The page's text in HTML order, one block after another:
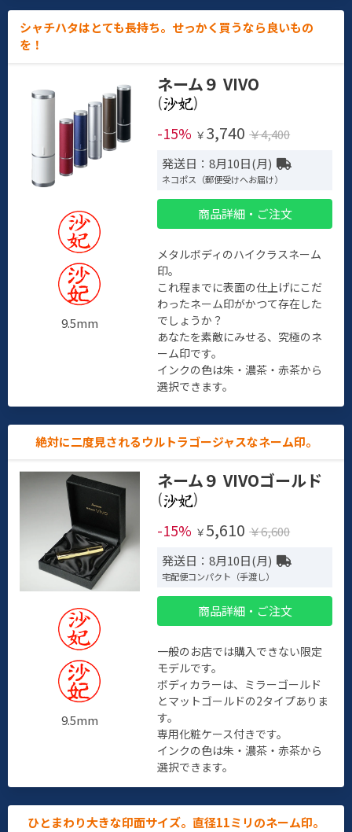
シャチハタはとても長持ち。せっかく買うなら良いもの
を！
9.5mm
ネーム９ VIVO
(
)
-15% ￥ 3,740 ￥4,400
発送日：8月10日(月)
ネコポス（郵便受けへお届け）
商品詳細・ご注文
メタルボディのハイクラスネーム
印。
これ程までに表面の仕上げにこだ
わったネーム印がかつて存在した
でしょうか？
あなたを素敵にみせる、究極のネ
ーム印です。
インクの色は朱・濃茶・赤茶から
選択できます。
絶対に二度見されるウルトラゴージャスなネーム印。
9.5mm
ネーム９ VIVOゴールド
(
)
-15% ￥ 5,610 ￥6,600
発送日：8月10日(月)
宅配便コンパクト（手渡し）
商品詳細・ご注文
一般のお店では購入できない限定
モデルです。
ボディカラーは、ミラーゴールド
とマットゴールドの2タイプありま
す。
専用化粧ケース付きです。
インクの色は朱・濃茶・赤茶から
選択できます。
ひとまわり大きな印面サイズ。直径11ミリのネーム印。